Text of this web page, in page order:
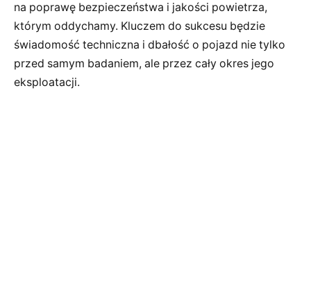
na poprawę bezpieczeństwa i jakości powietrza,
którym oddychamy. Kluczem do sukcesu będzie
świadomość techniczna i dbałość o pojazd nie tylko
przed samym badaniem, ale przez cały okres jego
eksploatacji.